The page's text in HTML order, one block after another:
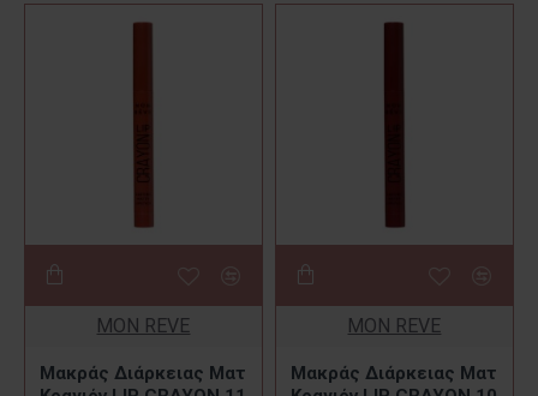
MON REVE
Μακράς Διάρκειας Ματ
MON REVE
Μακράς Διάρκειας Ματ